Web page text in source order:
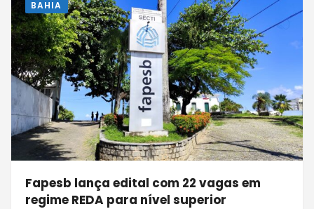
BAHIA
Fapesb lança edital com 22 vagas em
regime REDA para nível superior